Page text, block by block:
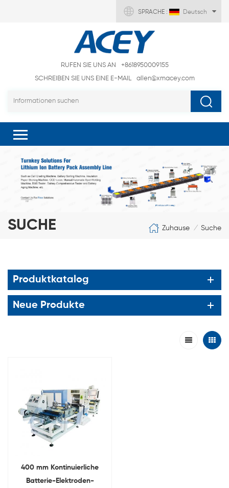
SPRACHE : Deutsch
RUFEN SIE UNS AN
+8618950009155
SCHREIBEN SIE UNS EINE E-MAIL
allen@xmacey.com
SUCHE Zuhause / Suche
Produktkatalog
Neue Produkte
400 mm Kontinuierliche
Batterie-Elektroden-